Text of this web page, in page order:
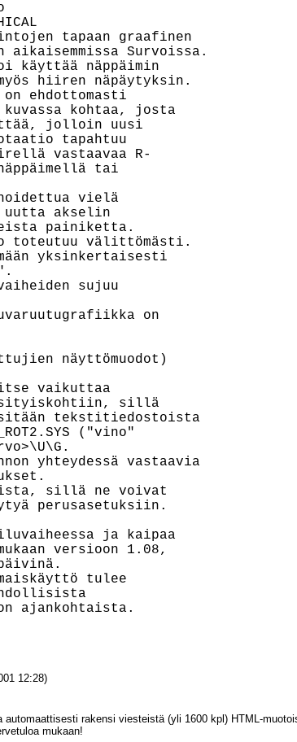
tapaan graafinen
Survoissa.
käyttää näppäimin
hiiren näpäytyksin.
ehdottomasti
kohtaa, josta
jolloin uusi
tapahtuu
vastaavaa R-
tai
vielä
uutta akselin
painiketta.
toteutuu välittömästi.
yksinkertaisesti
sujuu
on
näyttömuodot)
vaikuttaa
sillä
tekstitiedostoista
("vino"
yhteydessä vastaavia
sillä ne voivat
perusasetuksiin.
ja kaipaa
versioon 1.08,
tulee
ajankohtaista.
12:28)
automaattisesti rakensi viesteistä (yli 1600 kpl) HTML-
mukaan!